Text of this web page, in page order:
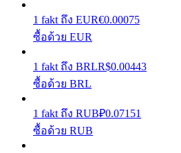
รับรางวัลการแข่งขันทุกวัน
1 fakt ถึง EUR€0.00075
ซื้อด้วย EUR
1 fakt ถึง BRLR$0.00443
ซื้อด้วย BRL
1 fakt ถึง RUB₽0.07151
ซื้อด้วย RUB